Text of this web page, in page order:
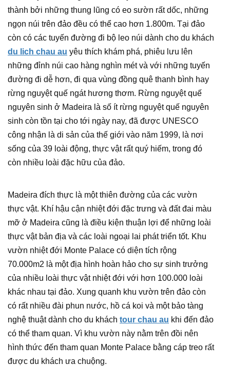
thành bởi những thung lũng có eo sườn rất dốc, những
ngọn núi trên đảo đều có thể cao hơn 1.800m. Tại đảo
còn có các tuyến đường đi bộ leo núi dành cho du khách
du lich chau au yêu thích khám phá, phiêu lưu lên
những đỉnh núi cao hàng nghìn mét và với những tuyến
đường đi dễ hơn, đi qua vùng đồng quê thanh bình hay
rừng nguyệt quế ngát hương thơm. Rừng nguyệt quế
nguyên sinh ở Madeira là số ít rừng nguyệt quế nguyên
sinh còn tồn tại cho tới ngày nay, đã được UNESCO
công nhận là di sản của thế giới vào năm 1999, là nơi
sống của 39 loài động, thực vật rất quý hiếm, trong đó
còn nhiều loài đặc hữu của đảo.
Madeira đích thực là một thiên đường của các vườn
thực vật. Khí hậu cận nhiệt đới đặc trưng và đất đai màu
mỡ ở Madeira cũng là điều kiện thuận lợi để những loài
thực vật bản địa và các loài ngoại lai phát triển tốt. Khu
vườn nhiệt đới Monte Palace có diện tích rộng
70.000m2 là một địa hình hoàn hảo cho sự sinh trưởng
của nhiều loài thực vật nhiệt đới với hơn 100.000 loài
khác nhau tại đảo. Xung quanh khu vườn trên đảo còn
có rất nhiều đài phun nước, hồ cá koi và một bảo tàng
nghệ thuật dành cho du khách tour chau au khi đến đảo
có thể tham quan. Vì khu vườn này nằm trên đồi nên
hình thức đến tham quan Monte Palace bằng cáp treo rất
được du khách ưa chuộng.